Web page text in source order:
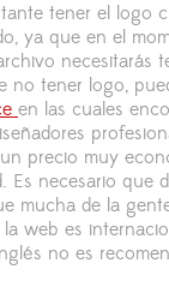
tener el logo
ya que en el
necesitarás
no tener logo,
en las cuales
precio muy
Es necesario que
mucha de la
web es
no es